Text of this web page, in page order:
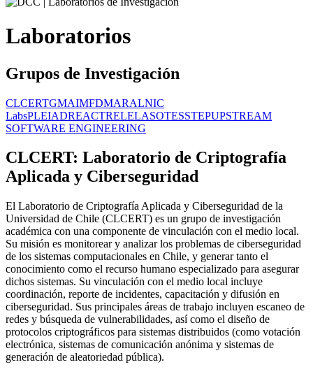
Laboratorios
Grupos de Investigación
CLCERTGMAIMFDMARALNIC
LabsPLEIADREACTRELELASOTESSTEPUPSTREAM
SOFTWARE ENGINEERING
CLCERT: Laboratorio de Criptografía
Aplicada y Ciberseguridad
El Laboratorio de Criptografía Aplicada y Ciberseguridad de la
Universidad de Chile (CLCERT) es un grupo de investigación
académica con una componente de vinculación con el medio local.
Su misión es monitorear y analizar los problemas de ciberseguridad
de los sistemas computacionales en Chile, y generar tanto el
conocimiento como el recurso humano especializado para asegurar
dichos sistemas. Su vinculación con el medio local incluye
coordinación, reporte de incidentes, capacitación y difusión en
ciberseguridad. Sus principales áreas de trabajo incluyen escaneo de
redes y búsqueda de vulnerabilidades, así como el diseño de
protocolos criptográficos para sistemas distribuidos (como votación
electrónica, sistemas de comunicación anónima y sistemas de
generación de aleatoriedad pública).